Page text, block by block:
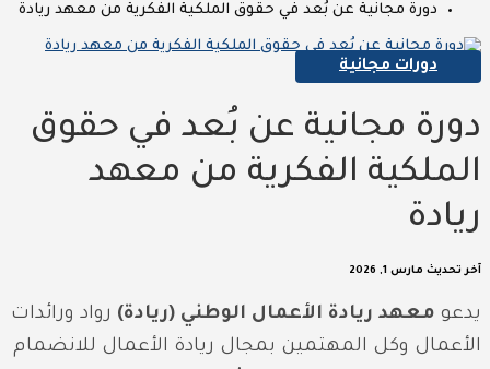
دورة مجانية عن بُعد في حقوق الملكية الفكرية من معهد ريادة
دورات مجانية
دورة مجانية عن بُعد في حقوق
الملكية الفكرية من معهد
ريادة
آخر تحديث مارس 1, 2026
يدعو معهد ريادة الأعمال الوطني (ريادة) رواد ورائدات
الأعمال وكل المهتمين بمجال ريادة الأعمال للانضمام